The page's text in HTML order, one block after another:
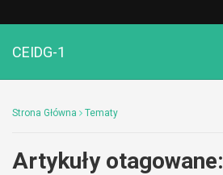
CEIDG-1
Strona Główna Tematy
Artykuły otagowane: